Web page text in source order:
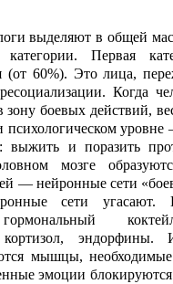
выделяют в общей
Первая
(от 60%). Это лица,
Когда
боевых действий,
психологическом уровне
выжить и поразить
мозге
— нейронные сети
сети
кортизол, эндорфины.
мышцы, необходимые
эмоции